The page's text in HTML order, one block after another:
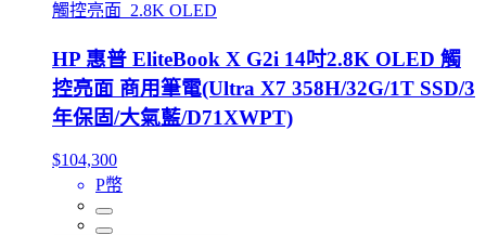
觸控亮面_2.8K OLED
HP 惠普 EliteBook X G2i 14吋2.8K OLED 觸
控亮面 商用筆電(Ultra X7 358H/32G/1T SSD/3
年保固/大氣藍/D71XWPT)
$104,300
P幣